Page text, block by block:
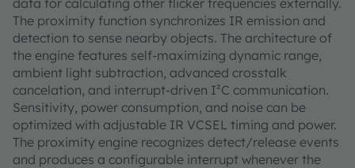
The proximity function synchronizes IR emission and
detection to sense nearby objects. The architecture of
the engine features self-maximizing dynamic range,
ambient light subtraction, advanced crosstalk
cancelation, and interrupt-driven I²C communication.
Sensitivity, power consumption, and noise can be
optimized with adjustable IR VCSEL timing and power.
The proximity engine recognizes detect/release events
and produces a configurable interrupt whenever the